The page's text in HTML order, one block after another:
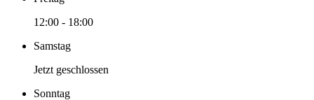
12:00 - 18:00
Samstag
Jetzt geschlossen
Sonntag